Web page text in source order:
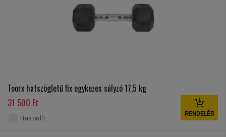
Toorx hatszögletű fix egykezes súlyzó 17,5 kg
31 500 Ft
RENDELÉS
Hasonlít